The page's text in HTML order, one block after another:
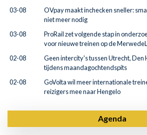
03-08
OVpay maakt inchecken sneller:
niet meer nodig
03-08
ProRail zet volgende stap in
voor nieuwe treinen op de
02-08
Geen intercity's tussen Utrecht, Den
tijdens maandagochtendspits
02-08
GoVolta wil meer internationale
reizigers mee naar Hengelo
Agenda